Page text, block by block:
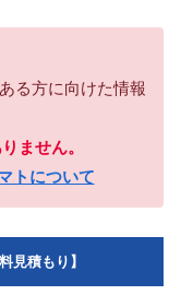
る方に向けた情報
ません。
トについて
見積もり】